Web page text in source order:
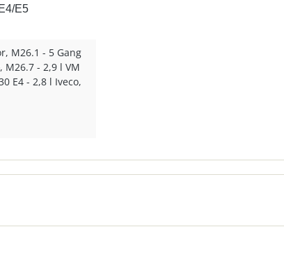
E5
M26.1 - 5 Gang
M26.7 - 2,9 l VM
E4 - 2,8 l Iveco,